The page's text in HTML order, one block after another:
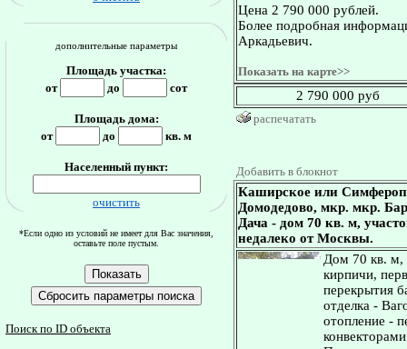
дополнительные параметры
Площадь участка:
от
до сот
Площадь дома:
от
до кв. м
Населенный пункт:
очистить
*Если одно из условий не имеет для Вас значения,
оставьте поле пустым.
Поиск по ID объекта
Цена 2 790 000 рублей.
Более подробная
Аркадьевич.
Показать на карте>>
2 790 000 руб
распечатать
Добавить в блокнот
Каширское или
Домодедово, мкр. мкр.
Дача - дом 70 кв. м,
недалеко от Москвы.
Дом 70 кв. м,
кирпичи,
перекрытия
отделка -
отопление -